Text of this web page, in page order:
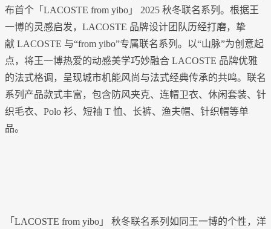
布首个「LACOSTE from yibo」 2025 秋冬联名系列。根据王
一博的灵感启发，LACOSTE 品牌设计团队历经打磨，挚
献 LACOSTE 与“from yibo”专属联名系列。以“山脉”为创意起
点，将王一博热爱的动感美学巧妙融合 LACOSTE 品牌优雅
的法式格调，呈现城市机能风尚与法式经典传承的共鸣。联名
系列产品款式丰富，包含防风夹克、连帽卫衣、休闲套装、针
织毛衣、Polo 衫、短袖 T 恤、长裤、渔夫帽、针织帽等单
品。
「LACOSTE from yibo」 秋冬联名系列如同王一博的个性，洋